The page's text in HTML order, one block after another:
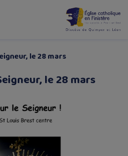
le 28 mars
le 28 mars